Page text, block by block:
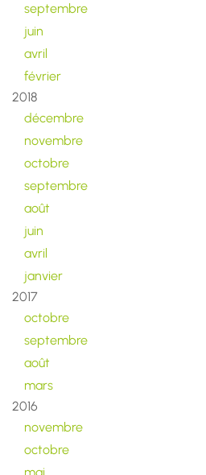
septembre
juin
avril
février
2018
décembre
novembre
octobre
septembre
août
juin
avril
janvier
2017
octobre
septembre
août
mars
2016
novembre
octobre